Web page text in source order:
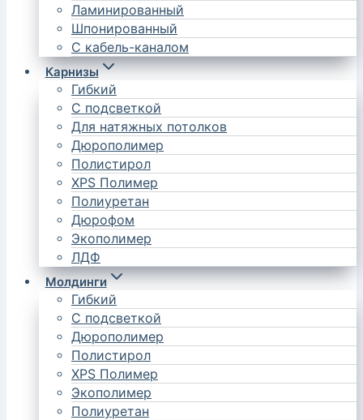
Ламинированный
Шпонированный
С кабель-каналом
Карнизы
Гибкий
С подсветкой
Для натяжных потолков
Дюрополимер
Полистирол
XPS Полимер
Полиуретан
Дюрофом
Экополимер
ЛДФ
Молдинги
Гибкий
С подсветкой
Дюрополимер
Полистирол
XPS Полимер
Экополимер
Полиуретан